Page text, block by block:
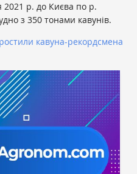
2021 р. до Києва по р.
з 350 тонами кавунів.
кавуна-рекордсмена